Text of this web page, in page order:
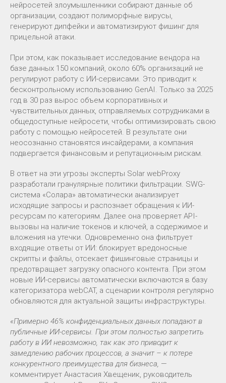
нейросетей злоумышленники собирают данные об
организации, создают полиморфные вирусы,
генерируют дипфейки и автоматизируют фишинг для
прицельной атаки.
При этом, как показывает исследование вендора на
базе данных 150 компаний, около 60% организаций не
регулируют работу с ИИ-сервисами. Это приводит к
бесконтрольному использованию GenAI. Только за 2025
год в 30 раз вырос объем корпоративных и
чувствительных данных, отправляемых сотрудниками в
общедоступные нейросети, чтобы оптимизировать свою
работу с помощью нейросетей. В результате они
неосознанно становятся инсайдерами, а компания
подвергается финансовым и репутационным рискам.
В ответ на эти угрозы эксперты Solar webProxy
разработали гранулярные политики фильтрации. SWG-
система «Солара» автоматически анализирует
исходящие запросы и распознает обращения к ИИ-
ресурсам по категориям. Далее она проверяет API-
вызовы на наличие токенов и ключей, а содержимое и
вложения на утечки. Одновременно она фильтрует
входящие ответы от ИИ: блокирует вредоносные
скрипты и файлы, отсекает фишинговые страницы и
предотвращает загрузку опасного контента. При этом
новые ИИ-сервисы автоматически включаются в базу
категоризатора webCAT, а сценарии контроля регулярно
обновляются для актуальной защиты инфраструктуры.
«Примерно 46% конфиденциальных данных попадают в
публичные ИИ-сервисы. При этом полностью запретить
работу в ИИ невозможно, так как это приводит к
замедлению рабочих процессов, а значит – к потере
конкурентного преимущества для бизнеса, —
комментирует Анастасия Хвещеник, руководитель